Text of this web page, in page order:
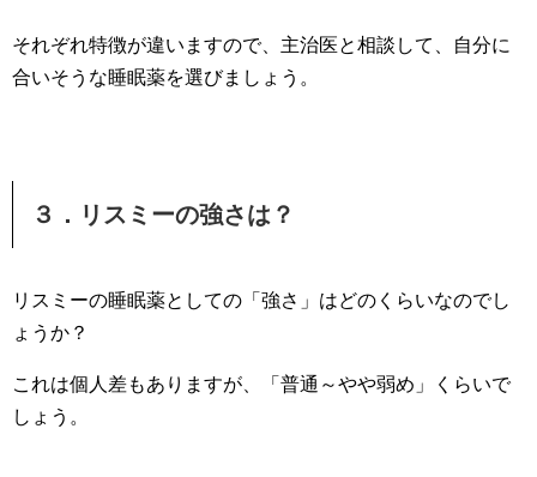
それぞれ特徴が違いますので、主治医と相談して、自分に
合いそうな睡眠薬を選びましょう。
３．リスミーの強さは？
リスミーの睡眠薬としての「強さ」はどのくらいなのでし
ょうか？
これは個人差もありますが、「普通～やや弱め」くらいで
しょう。